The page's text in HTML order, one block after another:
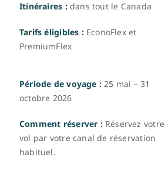
Itinéraires :dans tout le Canada
Tarifs éligibles :EconoFlex et
PremiumFlex
Période de voyage : 25 mai – 31
octobre 2026
Comment réserver :Réservez votre
vol par votre canal de réservation
habituel.